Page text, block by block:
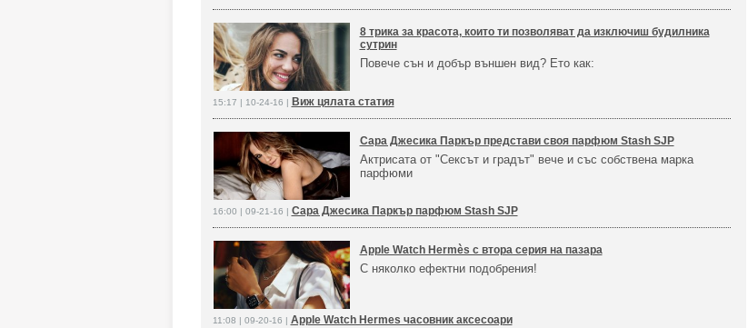
8 трика за красота, които ти позволяват да изключиш будилника
сутрин
Повече сън и добър външен вид? Ето как:
15:17 | 10-24-16 | Виж цялата статия
Сара Джесика Паркър представи своя парфюм Stash SJP
Актрисата от "Сексът и градът" вече и със собствена марка
парфюми
16:00 | 09-21-16 | Сара Джесика Паркър парфюм Stash SJP
Аррle Watch Hermès с втора серия на пазара
С няколко ефектни подобрения!
11:08 | 09-20-16 | Аррle Watch Hermes часовник аксесоари